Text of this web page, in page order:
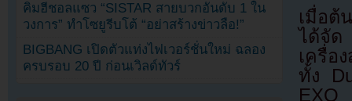
เมื่อต้
ได้จัด
เครื่อ
ทั้ง
EXO
คิมฮีชอลแซว “SISTAR สายบวกอันดับ 1 ใน
วงการ” ทำโซยูรีบโต้ “อย่าสร้างข่าวลือ!”
BIGBANG เปิดตัวแท่งไฟเวอร์ชั่นใหม่ ฉลอง
ครบรอบ 20 ปี ก่อนเวิลด์ทัวร์